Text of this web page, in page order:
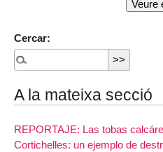
Cercar:
A la mateixa secció
REPORTAJE: Las tobas
Cortichelles: un ejemplo de